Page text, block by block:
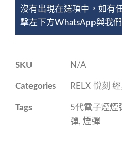
沒有出現在選項中，如有
擊左下方WhatsApp與我們
SKU N/A
Categories RELX 悅刻
Tags 5代電子煙煙
彈, 煙彈